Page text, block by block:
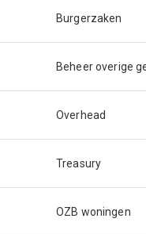
Burgerzaken
Beheer overige
Overhead
Treasury
OZB woningen